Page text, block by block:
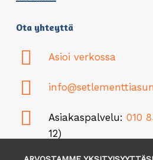
Ota yhteyttä
Asioi verkossa
Asiakaspalvelu:010
12)